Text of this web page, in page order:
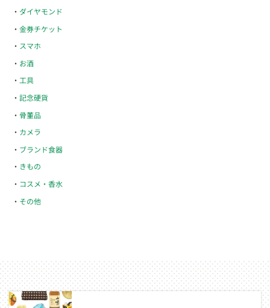
ダイヤモンド
金券チケット
スマホ
お酒
工具
記念硬貨
骨董品
カメラ
ブランド食器
きもの
コスメ・香水
その他